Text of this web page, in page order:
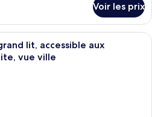
Voir les prix
Une chambre d’hôtel avec un
lit, accessible aux
vue ville